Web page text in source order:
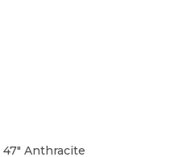
Anthracite